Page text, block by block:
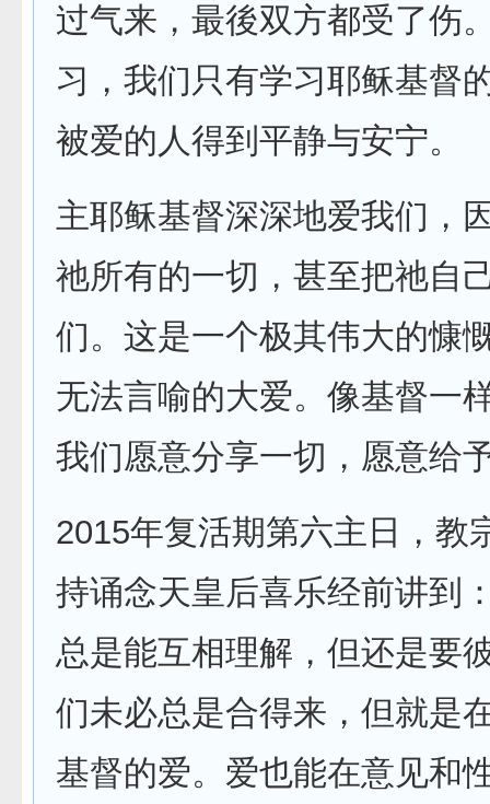
过气来，最後双方都受了伤
习，我们只有学习耶稣基督
被爱的人得到平静与安宁。
主耶稣基督深深地爱我们，
祂所有的一切，甚至把祂自
们。这是一个极其伟大的慷
无法言喻的大爱。像基督一
我们愿意分享一切，愿意给
2015年复活期第六主日，教
持诵念天皇后喜乐经前讲到
总是能互相理解，但还是要
们未必总是合得来，但就是
基督的爱。爱也能在意见和